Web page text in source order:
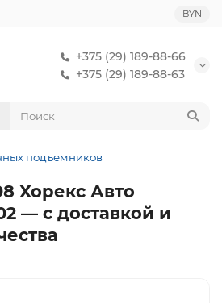
BYN
+375 (29) 189-88-66
+375 (29) 189-88-63
подъемников
Хорекс Авто
— с доставкой и